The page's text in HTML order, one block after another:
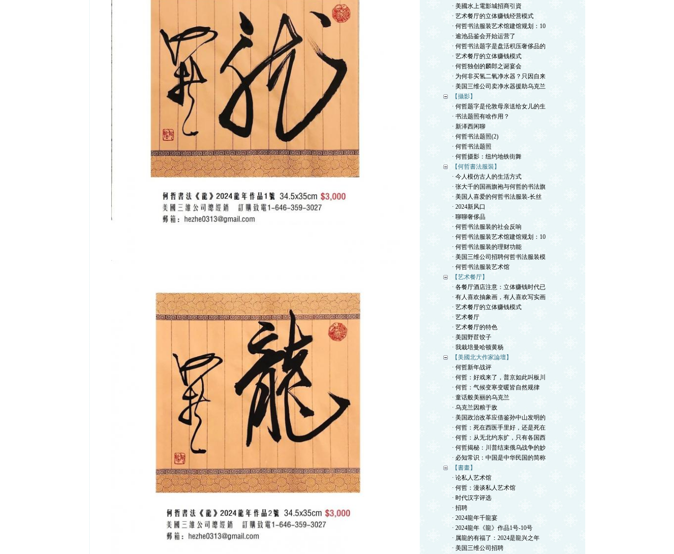
· 美國水上電影城招商引資
· 艺术餐厅的立体赚钱经营模式
· 何哲书法服装艺术馆建馆规划：10
· 逾池品鉴会开始运营了
· 何哲书法题字是盘活积压奢侈品的
· 艺术餐厅的立体赚钱模式
· 何哲独创的麟郎之诞宴会
· 为何非买氢二氧净水器？只因自来
· 美国三维公司卖净水器援助乌克兰
【攝影】
· 何哲题字是伦敦母亲送给女儿的生
· 书法题照有啥作用？
· 新泽西闲聊
· 何哲书法题照(2)
· 何哲书法题照
· 何哲摄影：纽约地铁街舞
【何哲書法服裝】
· 今人模仿古人的生活方式
· 张大千的国画旗袍与何哲的书法旗
· 美国人喜爱的何哲书法服装-长丝
· 2024新风口
· 聊聊奢侈品
· 何哲书法服装的社会反响
· 何哲书法服装艺术馆建馆规划：10
· 何哲书法服装的理财功能
· 美国三维公司招聘何哲书法服装模
· 何哲书法服装艺术馆
【艺术餐厅】
· 各餐厅酒店注意：立体赚钱时代已
· 有人喜欢抽象画，有人喜欢写实画
· 艺术餐厅的立体赚钱模式
· 艺术餐厅
· 艺术餐厅的特色
· 美国野苣饺子
· 我栽培曼哈顿黄杨
【美國北大作家論壇】
· 何哲新年战评
· 何哲：好戏来了，普京如此叫板川
· 何哲：气候变寒变暖皆自然规律
· 童话般美丽的乌克兰
· 乌克兰因粮于敌
· 美国政治改革应借鉴孙中山发明的
· 何哲：死在西医手里好，还是死在
· 何哲：从无北约东扩，只有各国西
· 何哲揭秘：川普结束俄乌战争的妙
· 必知常识：中国是中华民国的简称
【書畫】
· 论私人艺术馆
· 何哲：漫谈私人艺术馆
· 时代汉字评选
· 招聘
· 2024龍年千龍宴
· 2024龍年《龍》作品1号-10号
· 属龍的有福了：2024是龍兴之年
· 美国三维公司招聘